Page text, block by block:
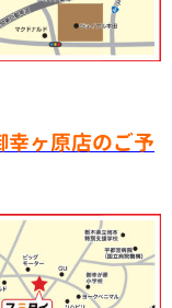
ヶ原店のご予